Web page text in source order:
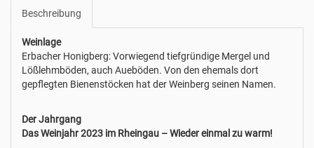
Beschreibung
Weinlage
Erbacher Honigberg: Vorwiegend tiefgründige Mergel und
Lößlehmböden, auch Aueböden. Von den ehemals dort
gepflegten Bienenstöcken hat der Weinberg seinen Namen.
Der Jahrgang
Das Weinjahr 2023 im Rheingau – Wieder einmal zu warm!